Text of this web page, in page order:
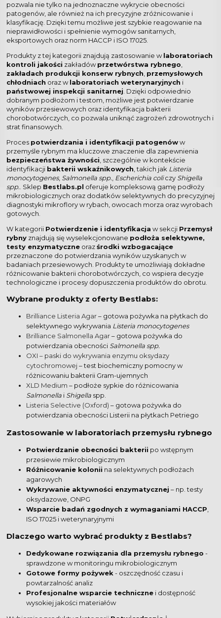
pozwala nie tylko na jednoznaczne wykrycie obecności
patogenów, ale również na ich precyzyjne zróżnicowanie i
klasyfikację. Dzięki temu możliwe jest szybkie reagowanie na
nieprawidłowości i spełnienie wymogów sanitarnych,
eksportowych oraz norm HACCP i ISO 17025.
Produkty z tej kategorii znajdują zastosowanie wlaboratoriach
kontroli jakości zakładówprzetwórstwa rybnego
zakładach produkcji konserw rybnych przemysłowych
chłodniach oraz wlaboratoriach weterynaryjnych i
państwowej inspekcji sanitarnej . Dzięki odpowiednio
dobranym podłożom i testom, możliwe jest potwierdzanie
wyników przesiewowych oraz identyfikacja bakterii
chorobotwórczych, co pozwala uniknąć zagrożeń zdrowotnych i
strat finansowych.
Proces potwierdzania i identyfikacji patogenóww
przemyśle rybnym ma kluczowe znaczenie dla zapewnienia
bezpieczeństwa żywności , szczególnie w kontekście
identyfikacji bakterii wskaźnikowych , takich jak Listeria
monocytogenes, Salmonella spp. Escherichia coliczy Shigella
spp. . Sklep Bestlabs.pl oferuje kompleksową gamę podłoży
mikrobiologicznych oraz dodatków selektywnych do precyzyjnej
diagnostyki mikroflory w rybach, owocach morza oraz wyrobach
gotowych.
W kategorii Potwierdzenie i identyfikacja w sekcji Przemysł
rybny znajdują się wyselekcjonowane podłoża selektywne,
testy enzymatyczne orazśrodki wzbogacające
przeznaczone do potwierdzania wyników uzyskanych w
badaniach przesiewowych. Produkty te umożliwiają dokładne
różnicowanie bakterii chorobotwórczych, co wspiera decyzje
technologiczne i procesy dopuszczenia produktów do obrotu.
Wybrane produkty z oferty Bestlabs:
Brilliance Listeria Agar– gotowa pożywka na płytkach do
selektywnego wykrywania Listeria monocytogenes
Brilliance Salmonella Agar– gotowa pożywka do
potwierdzania obecności Salmonella spp.
OXI – paski do wykrywania enzymu oksydazy
cytochromowej– test biochemiczny pomocny w
różnicowaniu bakterii Gram-ujemnych
XLD Medium – podłoże sypkie do różnicowania
Salmonella i Shigella spp.
Listeria Selective (Oxford) – gotowa pożywka do
potwierdzania obecności Listerii na płytkach Petriego
Zastosowanie w laboratoriach przemysłu rybnego
Potwierdzanie obecności bakterii po wstępnym
przesiewie mikrobiologicznym
Różnicowanie kolonii na selektywnych podłożach
agarowych
Wykrywanie aktywności enzymatycznej – np. testy
oksydazowe, ONPG
Wsparcie badań zgodnych z wymaganiami HACCP
ISO 17025 i weterynaryjnymi
Dlaczego warto wybrać produkty z Bestlabs?
Dedykowane rozwiązania dla przemysłu rybnego -
sprawdzone w monitoringu mikrobiologicznym
Gotowe formy pożywek- oszczędność czasu i
powtarzalność analiz
Profesjonalne wsparcie techniczne i dostępność
wysokiej jakości materiałów